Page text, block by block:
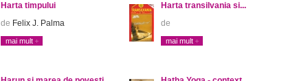
Harta timpului
de Felix J. Palma
mai mult
Harta transilvania si...
de
mai mult